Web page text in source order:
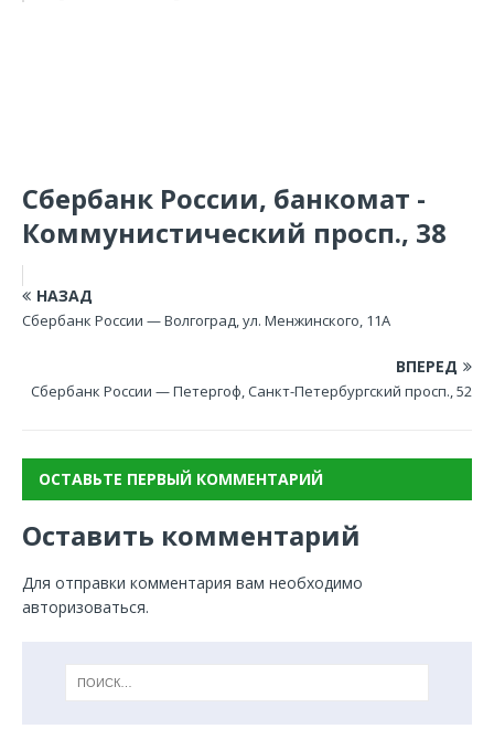
Сбербанк России, банкомат -
Коммунистический просп., 38
НАЗАД
Сбербанк России — Волгоград, ул. Менжинского, 11А
ВПЕРЕД
Сбербанк России — Петергоф, Санкт-Петербургский просп., 52
ОСТАВЬТЕ ПЕРВЫЙ КОММЕНТАРИЙ
Оставить комментарий
Для отправки комментария вам необходимо
авторизоваться.